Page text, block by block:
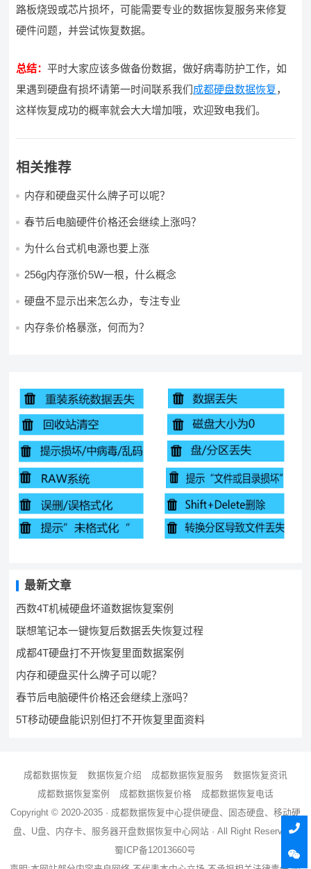
路板烧毁或芯片损坏，可能需要专业的数据恢复服务来修复
硬件问题，并尝试恢复数据。
总结：平时大家应该多做备份数据，做好病毒防护工作，如
果遇到硬盘有损坏请第一时间联系我们成都硬盘数据恢复，
这样恢复成功的概率就会大大增加哦，欢迎致电我们。
相关推荐
内存和硬盘买什么牌子可以呢？
春节后电脑硬件价格还会继续上涨吗？
为什么台式机电源也要上涨
256g内存涨价5W一根，什么概念
硬盘不显示出来怎么办，专注专业
内存条价格暴涨，何而为？
最新文章
西数4T机械硬盘坏道数据恢复案例
联想笔记本一键恢复后数据丢失恢复过程
成都4T硬盘打不开恢复里面数据案例
内存和硬盘买什么牌子可以呢？
春节后电脑硬件价格还会继续上涨吗？
5T移动硬盘能识别但打不开恢复里面资料
成都数据恢复 数据恢复介绍 成都数据恢复服务
数据恢复资讯
成都数据恢复案例
成都数据恢复价格
成都数据恢复电话
Copyright © 2020-2035 · 成都数据恢复中心提供硬盘、固态硬盘、移动硬
盘、U盘、内存卡、服务器开盘数据恢复中心网站 · All Right Reserved ·
蜀ICP备12013660号